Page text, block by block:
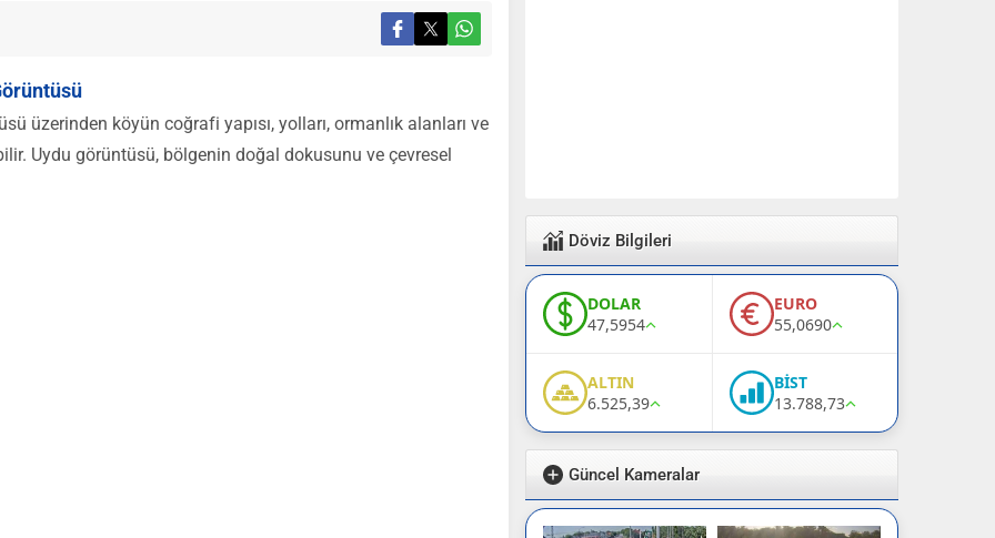
üzerinden köyün coğrafi yapısı, yolları, ormanlık alanları ve
Uydu görüntüsü, bölgenin doğal dokusunu ve çevresel
Döviz Bilgileri
DOLAR
47,5954
EURO
55,0690
ALTIN
6.525,39
BİST
13.788,73
Güncel Kameralar